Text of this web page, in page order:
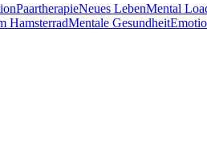
PaartherapieNeues LebenMental
HamsterradMentale Gesundheit